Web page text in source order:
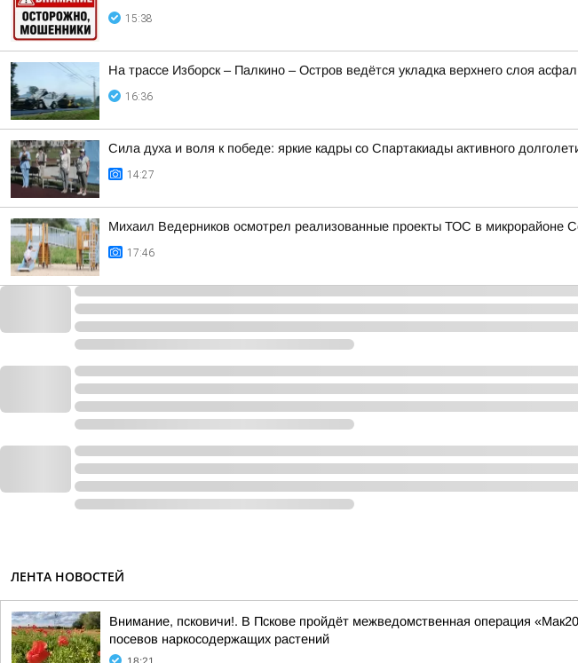
15:38
На трассе Изборск – Палкино – Остров ведётся укладка верхнего слоя
16:36
Сила духа и воля к победе: яркие кадры со Спартакиады активного
14:27
Михаил Ведерников осмотрел реализованные проекты ТОС в микрорайоне
17:46
ЛЕНТА НОВОСТЕЙ
Внимание, псковичи!. В Пскове пройдёт межведомственная операция
посевов наркосодержащих растений